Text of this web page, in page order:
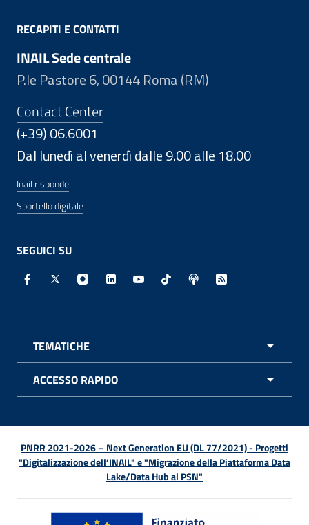
RECAPITI E CONTATTI
INAIL Sede centrale
P.le Pastore 6, 00144 Roma (RM)
Contact Center
(+39) 06.6001
Dal lunedì al venerdì dalle 9.00 alle 18.00
Inail risponde
Sportello digitale
SEGUICI SU
Facebook - Sito esterno - Apertura in nuova finestra
X - Sito esterno - Apertura in nuova finestra
Instagram - Sito esterno - Apertura in
Linkedin - Sito esterno - Apertura in
Youtube - Sito esterno -
TikTok - Sito esterno -
Spreaker - Sito
Feed RSS -
TEMATICHE
ACCESSO RAPIDO
PNRR 2021-2026 – Next Generation EU (DL 77/2021) - Progetti
"Digitalizzazione dell’INAIL" e "Migrazione della Piattaforma Data
Lake/Data Hub al PSN"